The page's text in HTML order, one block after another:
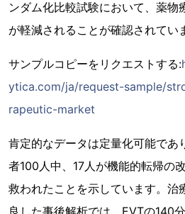
ンダム化比較試験において、薬物
が軽減されることが確認されてい
サンプルコピーをリクエストする:
ytica.com/ja/request-sample/
rapeutic-market
肯定的なデータは定量化可能であ
者100人中、17人が機能的転帰の
救われたことを示しています。治
良した事後解析では、EVTの140